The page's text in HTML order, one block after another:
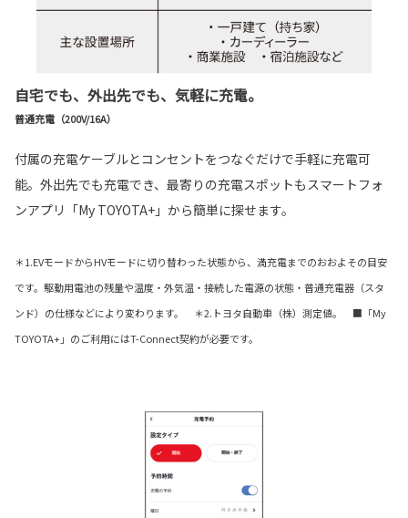
自宅でも、外出先でも、気軽に充電。
普通充電（200V/16A）
付属の充電ケーブルとコンセントをつなぐだけで手軽に充電可
能。外出先でも充電でき、最寄りの充電スポットもスマートフォ
ンアプリ「My TOYOTA+」から簡単に探せます。
＊1.EVモードからHVモードに切り替わった状態から、満充電までのおおよその目安
です。駆動用電池の残量や温度・外気温・接続した電源の状態・普通充電器（スタ
ンド）の仕様などにより変わります。 ＊2.トヨタ自動車（株）測定値。 ■「My
TOYOTA+」のご利用にはT-Connect契約が必要です。